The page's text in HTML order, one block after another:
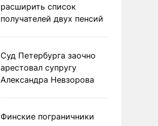
расширить список
получателей двух пенсий
Суд Петербурга заочно
арестовал супругу
Александра Невзорова
Финские пограничники